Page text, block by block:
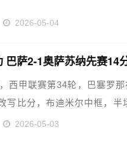
2026-05-04
巴萨2-1奥萨苏纳先赛14
西甲联赛第34轮，巴塞罗
写比分，布迪米尔中框，半
2026-05-03